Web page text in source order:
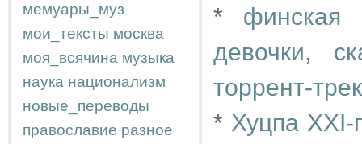
мемуары_муз
мои_тексты москва
моя_всячина музыка
наука национализм
новые_переводы
православие разное
* финская
девочки,
торрент-
* Хуцпа XXI-